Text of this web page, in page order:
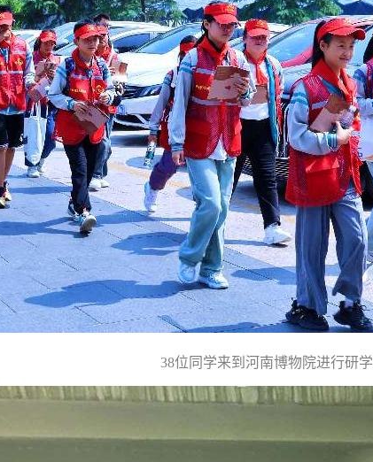
38位同学来到河南博物院进行研学